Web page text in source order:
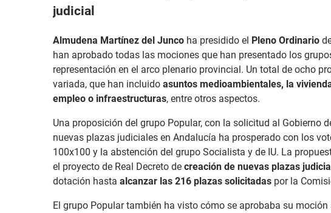
judicial
Almudena Martínez del Junco ha presidido el Pleno Ordinario
han aprobado todas las mociones que han presentado los
representación en el arco plenario provincial. Un total de ocho
variada, que han incluido asuntos medioambientales, la
empleo o infraestructuras, entre otros aspectos.
Una proposición del grupo Popular, con la solicitud al Gobierno
nuevas plazas judiciales en Andalucía ha prosperado con los
100x100 y la abstención del grupo Socialista y de IU. La
el proyecto de Real Decreto de creación de nuevas plazas
dotación hasta alcanzar las 216 plazas solicitadas por la
El grupo Popular también ha visto cómo se aprobaba su moción